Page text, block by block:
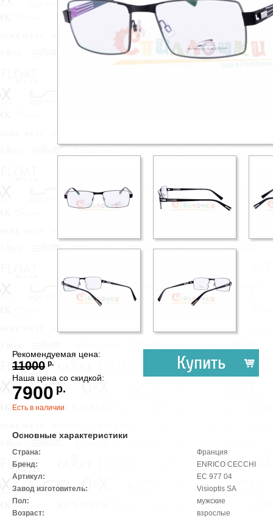
Рекомендуемая цена:
11000 р.
Наша цена со скидкой:
7900 р.
Есть в наличии
Купить
Основные характеристики
Страна:
Франция
Бренд:
ENRICO CECCHI
Артикул:
EC 977 04
Завод изготовитель:
Visioptis SA
Пол:
мужские
Возраст:
взрослые